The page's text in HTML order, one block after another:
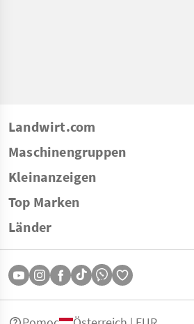
Landwirt.com
Maschinengruppen
Kleinanzeigen
Top Marken
Länder